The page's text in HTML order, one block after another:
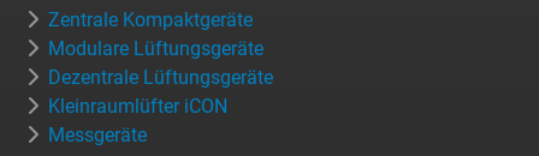
Zentrale Kompaktgeräte
Modulare Lüftungsgeräte
Dezentrale Lüftungsgeräte
Kleinraumlüfter iCON
Messgeräte